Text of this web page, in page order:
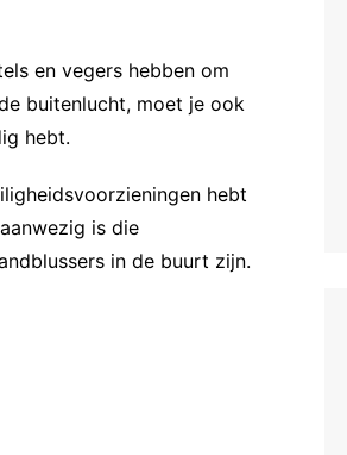
en vegers hebben om
buitenlucht, moet je ook
hebt.
hebt
is die
in de buurt zijn.